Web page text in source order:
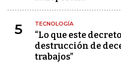
5 TECNOLOGÍA
“Lo que este
destrucción de
trabajos”